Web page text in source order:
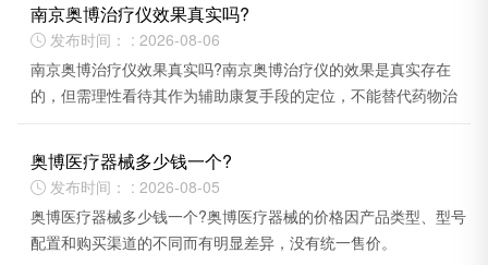
南京奥博治疗仪效果真实吗?
 发布时间： : 2026-08-06
南京奥博治疗仪效果真实吗?南京奥博治疗仪的效果是真实存在
的，但需理性看待其作为辅助康复手段的定位，不能替代药物治
奥博医疗器械多少钱一个?
 发布时间： : 2026-08-05
奥博医疗器械多少钱一个?奥博医疗器械的价格因产品类型、型号
配置和购买渠道的不同而有明显差异，没有统一售价。